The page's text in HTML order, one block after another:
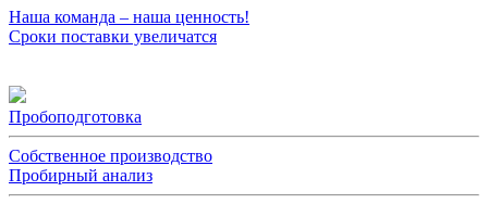
Наша команда – наша ценность!
Сроки поставки увеличатся
Пробоподготовка
Собственное производство
Пробирный анализ